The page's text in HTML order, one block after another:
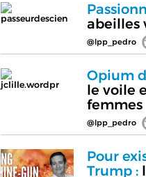
passeurdescien
abeilles
@lpp_pedro
jclille.wordpr
Opium
le voile
femmes
@lpp_pedro
Pour
Trump :